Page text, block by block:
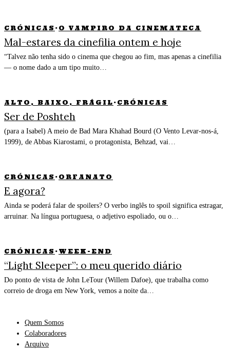
CRÓNICAS · O VAMPIRO DA CINEMATECA
Mal-estares da cinefilia ontem e hoje
“Talvez não tenha sido o cinema que chegou ao fim, mas apenas a cinefilia
— o nome dado a um tipo muito…
ALTO, BAIXO, FRÁGIL · CRÓNICAS
Ser de Poshteh
(para a Isabel) A meio de Bad Mara Khahad Bourd (O Vento Levar-nos-á,
1999), de Abbas Kiarostami, o protagonista, Behzad, vai…
CRÓNICAS · ORFANATO
E agora?
Ainda se poderá falar de spoilers? O verbo inglês to spoil significa estragar,
arruinar. Na língua portuguesa, o adjetivo espoliado, ou o…
CRÓNICAS · WEEK-END
“Light Sleeper”: o meu querido diário
Do ponto de vista de John LeTour (Willem Dafoe), que trabalha como
correio de droga em New York, vemos a noite da…
Quem Somos
Colaboradores
Arquivo